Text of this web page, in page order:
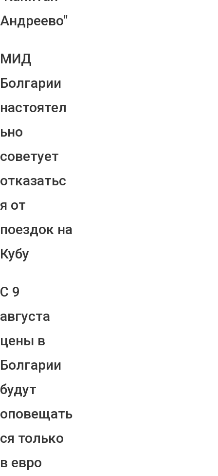
Андреево"
МИД
Болгарии
настоятел
ьно
советует
отказатьс
я от
поездок на
Кубу
С 9
августа
цены в
Болгарии
будут
оповещать
ся только
в евро